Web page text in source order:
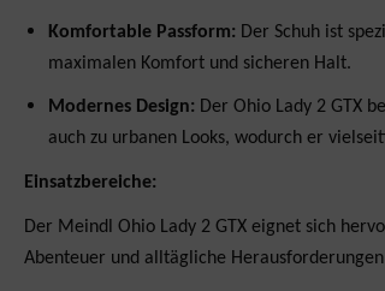
Komfortable Passform: Der Schuh ist
maximalen Komfort und sicheren Halt.
Modernes Design: Der Ohio Lady 2 GTX
auch zu urbanen Looks, wodurch er
Einsatzbereiche:
Der Meindl Ohio Lady 2 GTX eignet sich
Abenteuer und alltägliche